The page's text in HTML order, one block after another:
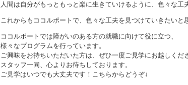
人間は自分がもっともっと楽に生きていけるように、色々な工
これからもココルポートで、色々な工夫を見つけていきたいと
ココルポートでは障がいのある方の就職に向けて役に立つ、
様々なプログラムを行っています。
ご興味をお持ちいただいた方は、ぜひ一度ご見学にお越しくだ
スタッフ一同、心よりお待ちしております。
ご見学はいつでも大丈夫です！こちらからどうぞ↓